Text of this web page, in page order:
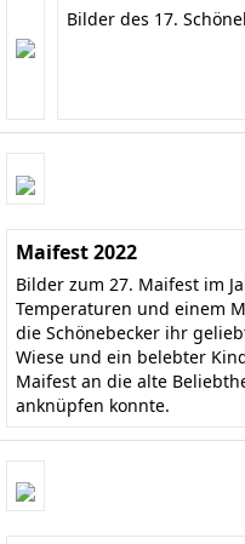
Bilder des 17.
Maifest 2022
Bilder zum 27. Maifest im
Temperaturen und einem
die Schönebecker ihr
Wiese und ein belebter
Maifest an die alte
anknüpfen konnte.